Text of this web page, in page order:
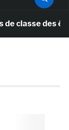
des écoles